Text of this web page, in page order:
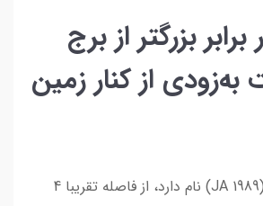
بزرگتر از برج
به‌زودی از کنار زمین
این سیارک که 7335 (1989 JA) نام دارد، از فاصله تقریبا 4